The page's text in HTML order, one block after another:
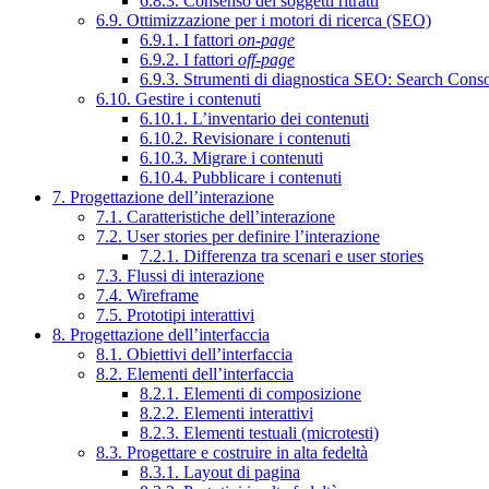
6.9. Ottimizzazione per i motori di ricerca (SEO)
6.9.1. I fattori on-page
6.9.2. I fattori off-page
6.9.3. Strumenti di diagnostica SEO: Search
6.10. Gestire i contenuti
6.10.1. L’inventario dei contenuti
6.10.2. Revisionare i contenuti
6.10.3. Migrare i contenuti
6.10.4. Pubblicare i contenuti
7. Progettazione dell’interazione
7.1. Caratteristiche dell’interazione
7.2. User stories per definire l’interazione
7.2.1. Differenza tra scenari e user stories
7.3. Flussi di interazione
7.4. Wireframe
7.5. Prototipi interattivi
8. Progettazione dell’interfaccia
8.1. Obiettivi dell’interfaccia
8.2. Elementi dell’interfaccia
8.2.1. Elementi di composizione
8.2.2. Elementi interattivi
8.2.3. Elementi testuali (microtesti)
8.3. Progettare e costruire in alta fedeltà
8.3.1. Layout di pagina